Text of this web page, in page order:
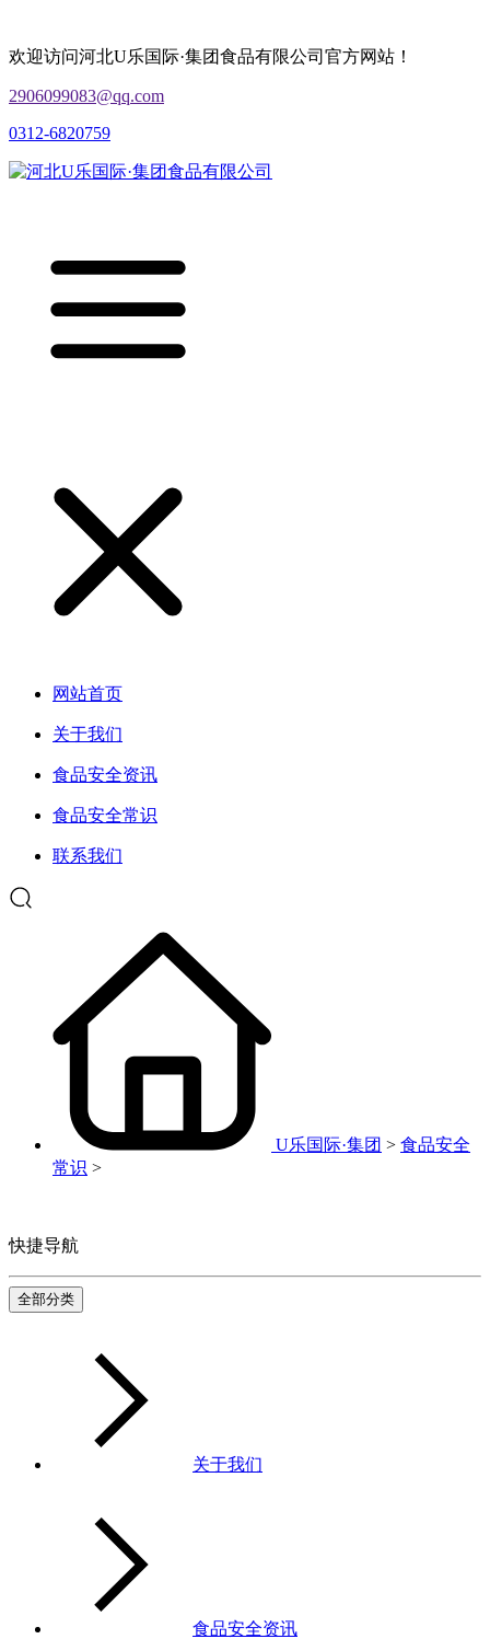
欢迎访问河北U乐国际·集团食品有限公司官方网站！
2906099083@qq.com
0312-6820759
网站首页
关于我们
食品安全资讯
食品安全常识
联系我们
U乐国际·集团 > 食品安全
常识 >
快捷导航
全部分类
关于我们
食品安全资讯